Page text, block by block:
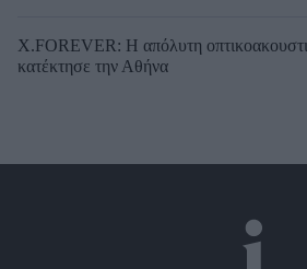
X.FOREVER: Η απόλυτη
κατέκτησε την Αθήνα